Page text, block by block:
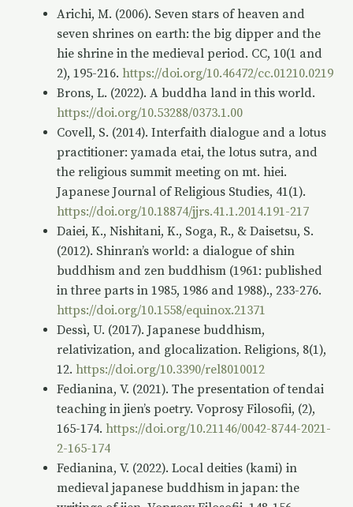
Arichi, M. (2006). Seven stars of heaven and
seven shrines on earth: the big dipper and the
hie shrine in the medieval period. CC, 10(1 and
2), 195-216. https://doi.org/10.46472/cc.01210.0219
Brons, L. (2022). A buddha land in this world.
https://doi.org/10.53288/0373.1.00
Covell, S. (2014). Interfaith dialogue and a lotus
practitioner: yamada etai, the lotus sutra, and
the religious summit meeting on mt. hiei.
Japanese Journal of Religious Studies, 41(1).
https://doi.org/10.18874/jjrs.41.1.2014.191-217
Daiei, K., Nishitani, K., Soga, R., & Daisetsu, S.
(2012). Shinran’s world: a dialogue of shin
buddhism and zen buddhism (1961: published
in three parts in 1985, 1986 and 1988)., 233-276.
https://doi.org/10.1558/equinox.21371
Dessì, U. (2017). Japanese buddhism,
relativization, and glocalization. Religions, 8(1),
12. https://doi.org/10.3390/rel8010012
Fedianina, V. (2021). The presentation of tendai
teaching in jien’s poetry. Voprosy Filosofii, (2),
165-174. https://doi.org/10.21146/0042-8744-2021-
2-165-174
Fedianina, V. (2022). Local deities (kami) in
medieval japanese buddhism in japan: the